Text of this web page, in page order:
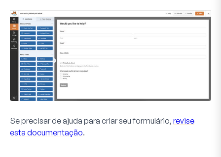
Se precisar de ajuda para criar seu formulário, revise
esta documentação.